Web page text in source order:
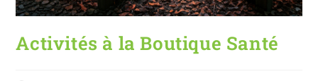
Activités à la Boutique Santé